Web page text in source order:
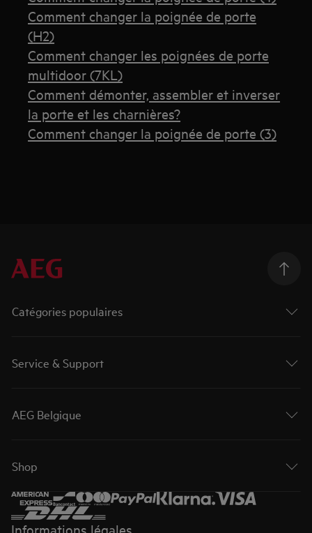
Comment changer la poignée de porte
(H2)
Comment changer les poignées de porte
multidoor (7KL)
Comment démonter, assembler et inverser
la porte et les charnières?
Comment changer la poignée de porte (3)
Catégories populaires
Service & Support
AEG Belgique
Shop
Informations légales